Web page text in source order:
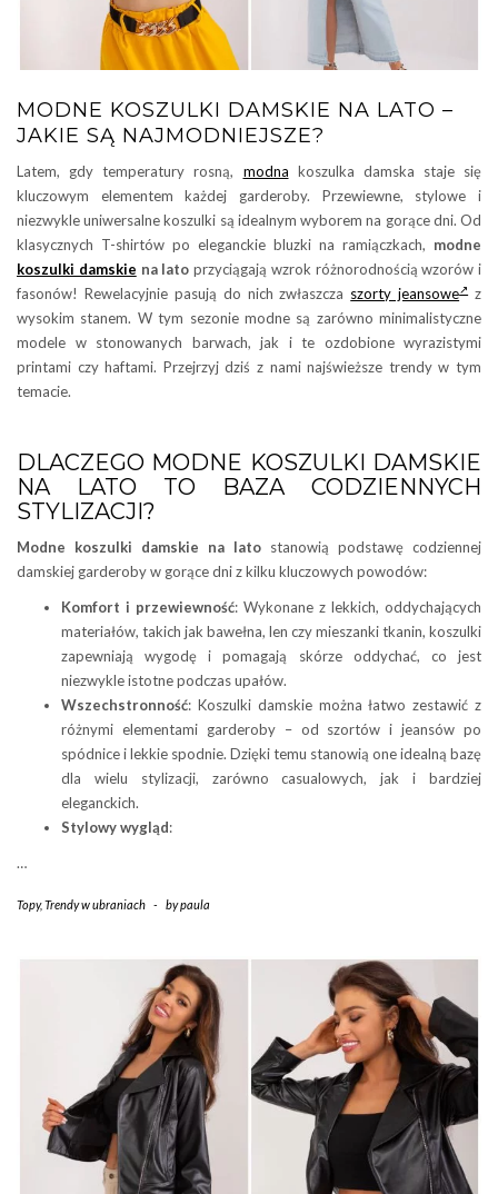
MODNE KOSZULKI DAMSKIE NA LATO –
JAKIE SĄ NAJMODNIEJSZE?
Latem, gdy temperatury rosną, modna koszulka damska staje się
kluczowym elementem każdej garderoby. Przewiewne, stylowe i
niezwykle uniwersalne koszulki są idealnym wyborem na gorące dni. Od
klasycznych T-shirtów po eleganckie bluzki na ramiączkach, modne
koszulki damskie na lato przyciągają wzrok różnorodnością wzorów i
fasonów! Rewelacyjnie pasują do nich zwłaszcza szorty jeansowe z
wysokim stanem. W tym sezonie modne są zarówno minimalistyczne
modele w stonowanych barwach, jak i te ozdobione wyrazistymi
printami czy haftami. Przejrzyj dziś z nami najświeższe trendy w tym
temacie.
DLACZEGO MODNE KOSZULKI DAMSKIE
NA LATO TO BAZA CODZIENNYCH
STYLIZACJI?
Modne koszulki damskie na lato stanowią podstawę codziennej
damskiej garderoby w gorące dni z kilku kluczowych powodów:
Komfort i przewiewność: Wykonane z lekkich, oddychających
materiałów, takich jak bawełna, len czy mieszanki tkanin, koszulki
zapewniają wygodę i pomagają skórze oddychać, co jest
niezwykle istotne podczas upałów.
Wszechstronność: Koszulki damskie można łatwo zestawić z
różnymi elementami garderoby – od szortów i jeansów po
spódnice i lekkie spodnie. Dzięki temu stanowią one idealną bazę
dla wielu stylizacji, zarówno casualowych, jak i bardziej
eleganckich.
Stylowy wygląd:
…
Topy,Trendy w ubraniach - bypaula